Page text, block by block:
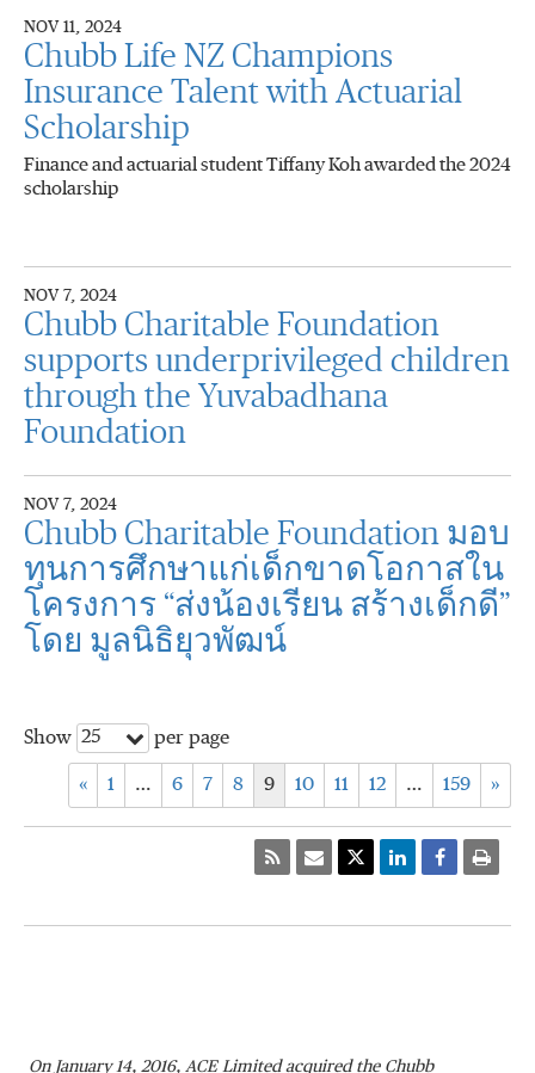
NOV 11, 2024
Chubb Life NZ Champions
Insurance Talent with Actuarial
Scholarship
Finance and actuarial student Tiffany Koh awarded the 2024
scholarship
NOV 7, 2024
Chubb Charitable Foundation
supports underprivileged children
through the Yuvabadhana
Foundation
NOV 7, 2024
Chubb Charitable Foundation มอบ
ทุนการศึกษาแก่เด็กขาดโอกาสใน
โครงการ “ส่งน้องเรียน สร้างเด็กดี”
โดย มูลนิธิยุวพัฒน์
Show 25 per page
« 1 … 6 7 8 9 10 11 12 … 159 »
On January 14, 2016, ACE Limited acquired the Chubb